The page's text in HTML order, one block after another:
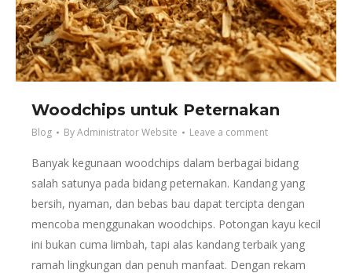
Woodchips untuk Peternakan
Blog ByAdministrator Website Leave a comment
Banyak kegunaan woodchips dalam berbagai bidang
salah satunya pada bidang peternakan. Kandang yang
bersih, nyaman, dan bebas bau dapat tercipta dengan
mencoba menggunakan woodchips. Potongan kayu kecil
ini bukan cuma limbah, tapi alas kandang terbaik yang
ramah lingkungan dan penuh manfaat. Dengan rekam